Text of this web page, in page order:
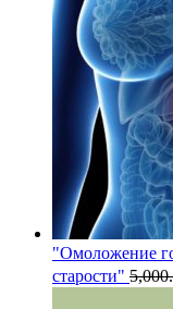
"Омоложение
старости"